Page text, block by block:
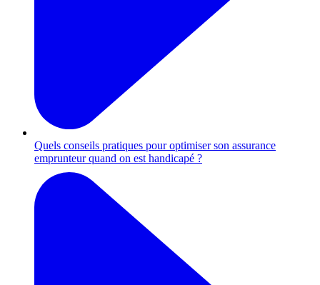
Quels conseils pratiques pour optimiser son assurance
emprunteur quand on est handicapé ?